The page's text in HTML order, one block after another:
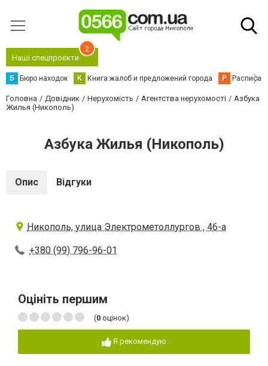
Наші спецпроєкти
2
Б Бюро находок К Книга жалоб и предложений города Р
Головна Довідник Нерухомість Агентства нерухомості
Азбука
Жилья (Никополь)
Азбука Жилья (Никополь)
Опис Відгуки
Никополь, улица Электрометоллургов , 46-а
+380 (99) 796-96-01
Оцініть першим
(0 оцінок)
Я рекомендую